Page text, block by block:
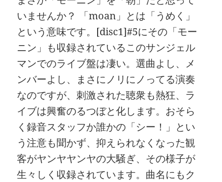
いませんか？ 「moan」とは「うめく」
という意味です。[disc1]#5にその「モー
ニン」も収録されているこのサンジェル
マンでのライブ盤は凄い。選曲よし、メ
ンバーよし、まさにノリにノってる演奏
なのですが、刺激された聴衆も熱狂、ラ
イブは興奮のるつぼと化します。おそら
く録音スタッフか誰かの「シー！」とい
う注意も聞かず、抑えられなくなった観
客がヤンヤヤンヤの大騒ぎ、その様子が
生々しく収録されています。曲名にもク